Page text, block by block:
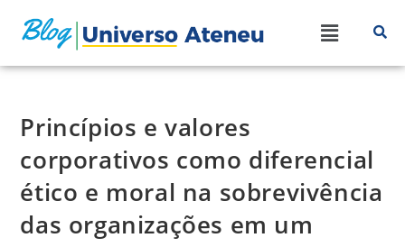
Princípios e valores
corporativos como diferencial
ético e moral na sobrevivência
das organizações em um